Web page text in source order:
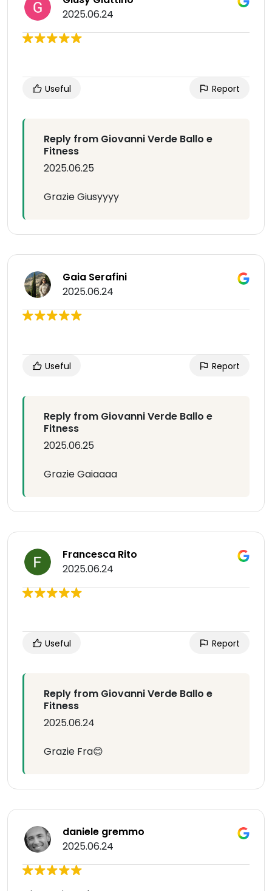
2025.06.24
Useful Report
Reply from Giovanni Verde Ballo e
Fitness
2025.06.25
Grazie Giusyyyy
Gaia Serafini
2025.06.24
Useful Report
Reply from Giovanni Verde Ballo e
Fitness
2025.06.25
Grazie Gaiaaaa
Francesca Rito
2025.06.24
Useful Report
Reply from Giovanni Verde Ballo e
Fitness
2025.06.24
Grazie Fra😊
daniele gremmo
2025.06.24